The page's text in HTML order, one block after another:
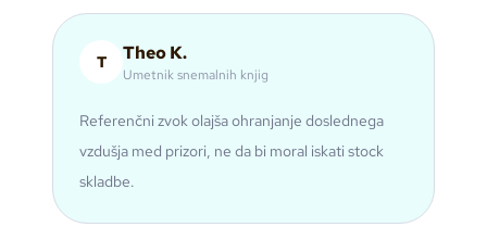
T Theo K.
Umetnik snemalnih knjig
Referenčni zvok olajša ohranjanje doslednega
vzdušja med prizori, ne da bi moral iskati stock
skladbe.